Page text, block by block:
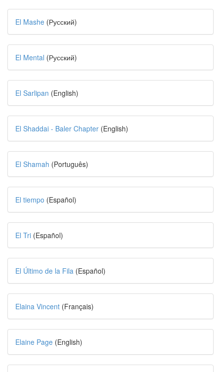
El Mashe (Русский)
El Mental (Русский)
El Sarlipan (English)
El Shaddai - Baler Chapter (English)
El Shamah (Português)
El tiempo (Español)
El Tri (Español)
El Último de la Fila (Español)
Elaina Vincent (Français)
Elaine Page (English)